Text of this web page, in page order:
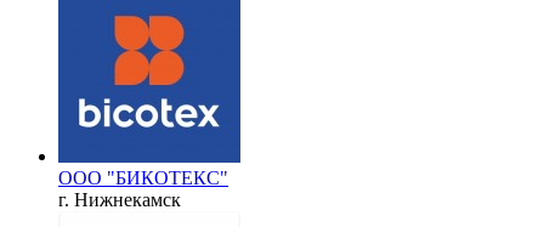
ООО "БИКОТЕКС"
г. Нижнекамск